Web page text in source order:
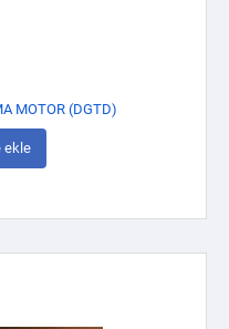
MOTOR (DGTD)
ekle